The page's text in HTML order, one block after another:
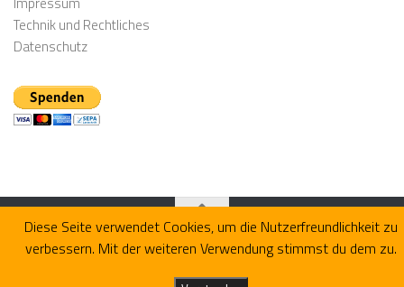
Technik und Rechtliches
Datenschutz
Präsentiert von - Entworfen mit dem Hueman-Theme
Diese Seite verwendet Cookies, um die Nutzerfreundlichkeit zu
verbessern. Mit der weiteren Verwendung stimmst du dem zu.